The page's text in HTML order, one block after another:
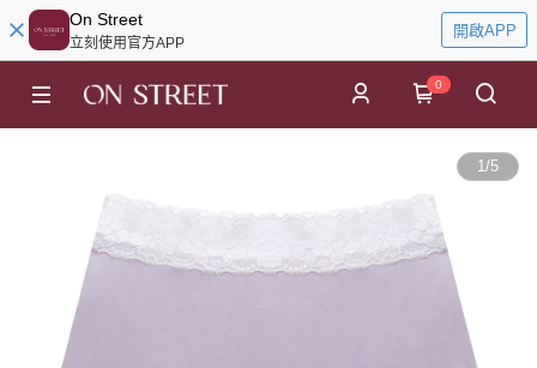
On Street
立刻使用官方APP
開啟APP
0
1/5